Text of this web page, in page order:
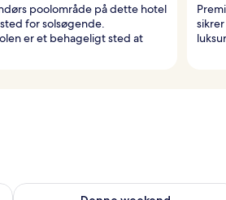
poolområde på dette hotel
for solsøgende.
er et behageligt sted at
8 - aug. 9
Tjek tilgængelighed for denne